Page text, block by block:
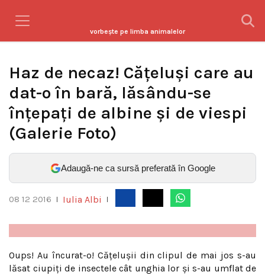
vorbeşte pe limba animalelor
Haz de necaz! Căţeluşi care au
dat-o în bară, lăsându-se
înţepaţi de albine şi de viespi
(Galerie Foto)
Adaugă-ne ca sursă preferată în Google
08 12 2016 Iulia Albi
Oups! Au încurat-o! Căţeluşii din clipul de mai jos s-au
lăsat ciupiţi de insectele cât unghia lor şi s-au umflat de